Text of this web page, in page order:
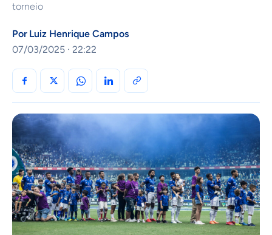
torneio
Por Luiz Henrique Campos
07/03/2025 · 22:22